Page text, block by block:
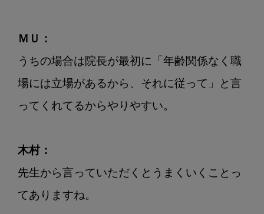
ＭＵ：
うちの場合は院長が最初に「年齢関係なく職
場には立場があるから、それに従って」と言
ってくれてるからやりやすい。
木村：
先生から言っていただくとうまくいくことっ
てありますね。